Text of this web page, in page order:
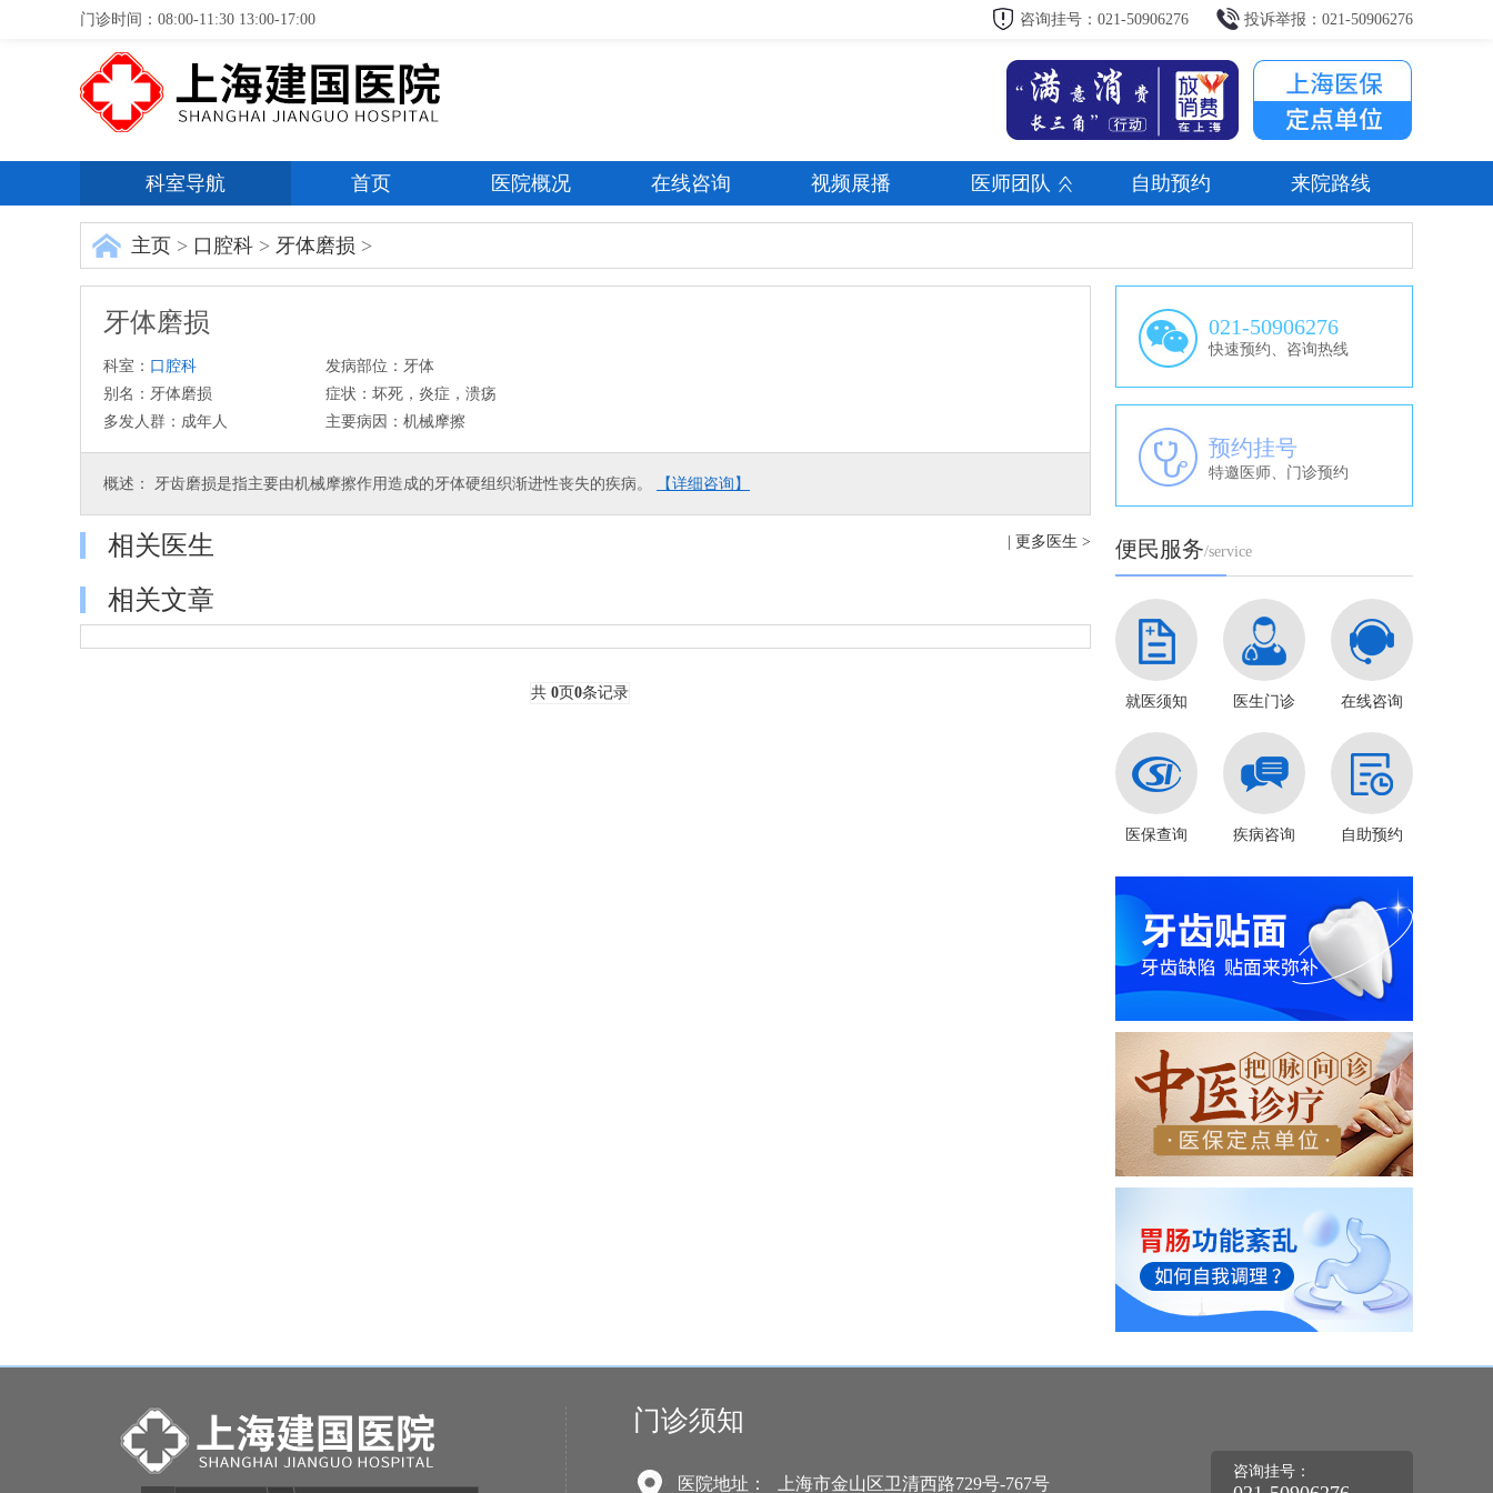
门诊时间：08:00-11:30 13:00-17:00 投诉举报：021-50906276
咨询挂号：021-50906276
科室导航 首页 医院概况 在线咨询 视频展播 医师团队 自助预约 来院路线
主页 > 口腔科 > 牙体磨损 >
牙体磨损
科室： 口腔科
发病部位：牙体
别名：牙体磨损
症状：坏死，炎症，溃疡
多发人群：成年人
主要病因：机械摩擦
概述： 牙齿磨损是指主要由机械摩擦作用造成的牙体硬组织渐进性丧失的疾病。 【详细咨询】
相关医生 | 更多医生 >
相关文章
共 0页0条记录
021-50906276
快速预约、咨询热线
预约挂号
特邀医师、门诊预约
便民服务/service
就医须知 医生门诊 在线咨询
医保查询 疾病咨询 自助预约
门诊须知
医院地址： 上海市金山区卫清西路729号-767号
咨询挂号：